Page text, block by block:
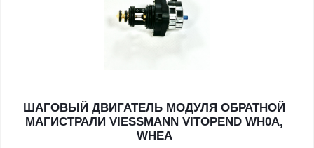
ШАГОВЫЙ ДВИГАТЕЛЬ МОДУЛЯ ОБРАТНОЙ
МАГИСТРАЛИ VIESSMANN VITOPEND WH0A,
WHEA